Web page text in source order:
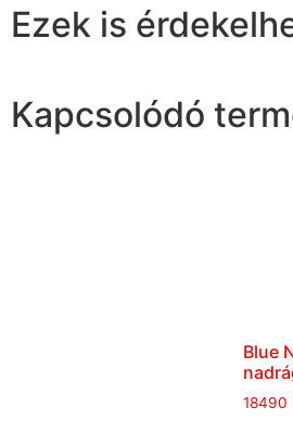
Ezek is
Kapcsolódó
Blue
18490